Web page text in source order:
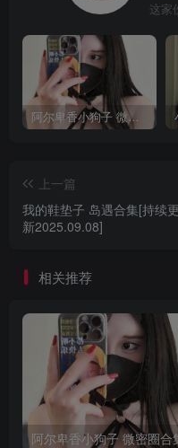
这家
阿尔卑香小狗子 微密圈合集[40套][持续更新2023.12.14]
上一篇
我的鞋垫子 岛遇合集[持续更
新2025.09.08]
相关推荐